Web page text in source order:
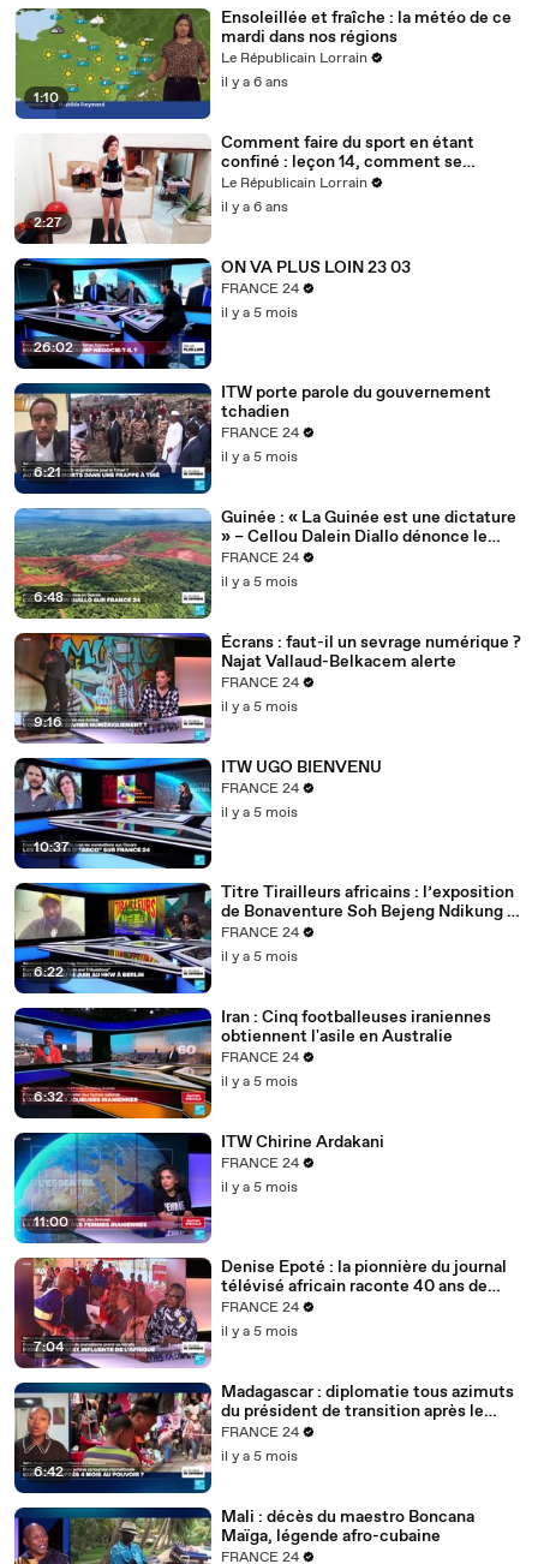
1:10
Ensoleillée et fraîche : la météo de ce
mardi dans nos régions
Le Républicain Lorrain
il y a 6 ans
2:27
Comment faire du sport en étant
confiné : leçon 14, comment se
muscler avec des bouteilles d'eau ?
Le Républicain Lorrain
il y a 6 ans
26:02
ON VA PLUS LOIN 23 03
FRANCE 24
il y a 5 mois
6:21
ITW porte parole du gouvernement
tchadien
FRANCE 24
il y a 5 mois
6:48
Guinée : « La Guinée est une dictature
» – Cellou Dalein Diallo dénonce le
régime Doumbouya
FRANCE 24
il y a 5 mois
9:16
Écrans : faut-il un sevrage numérique ?
Najat Vallaud-Belkacem alerte
FRANCE 24
il y a 5 mois
10:37
ITW UGO BIENVENU
FRANCE 24
il y a 5 mois
6:22
Titre Tirailleurs africains : l’exposition
de Bonaventure Soh Bejeng Ndikung à
Berlin
FRANCE 24
il y a 5 mois
6:32
Iran : Cinq footballeuses iraniennes
obtiennent l'asile en Australie
FRANCE 24
il y a 5 mois
11:00
ITW Chirine Ardakani
FRANCE 24
il y a 5 mois
7:04
Denise Epoté : la pionnière du journal
télévisé africain raconte 40 ans de
carrière
FRANCE 24
il y a 5 mois
6:42
Madagascar : diplomatie tous azimuts
du président de transition après le
putsch
FRANCE 24
il y a 5 mois
Mali : décès du maestro Boncana
Maïga, légende afro-cubaine
FRANCE 24